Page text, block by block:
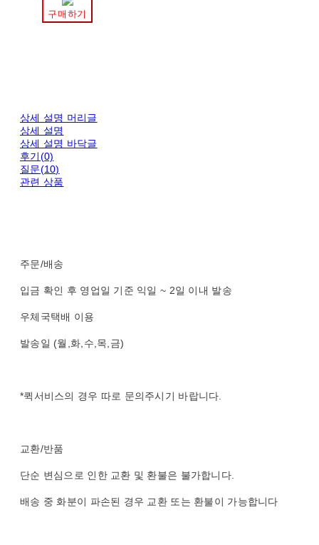
구매하기
상세 설명 머리글
상세 설명
상세 설명 바닥글
후기(0)
질문(10)
관련 상품
주문/배송
입금 확인 후 영업일 기준 익일 ~ 2일 이내 발송
우체국택배 이용
발송일 (월,화,수,목,금)
*퀵서비스의 경우 따로 문의주시기 바랍니다.
교환/반품
단순 변심으로 인한 교환 및 환불은 불가합니다.
배송 중 화분이 파손된 경우 교환 또는 환불이 가능합니다